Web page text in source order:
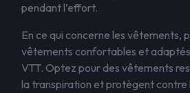
pendant l’effort.
En ce qui concerne les vêtements,
vêtements confortables et
VTT. Optez pour des vêtements
la transpiration et protègent contre